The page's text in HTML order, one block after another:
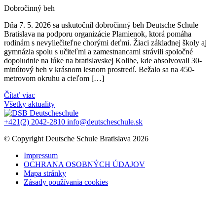
Dobročinný beh
Dňa 7. 5. 2026 sa uskutočnil dobročinný beh Deutsche Schule
Bratislava na podporu organizácie Plamienok, ktorá pomáha
rodinám s nevyliečiteľne chorými deťmi. Žiaci základnej školy aj
gymnázia spolu s učiteľmi a zamestnancami strávili spoločné
dopoludnie na lúke na bratislavskej Kolibe, kde absolvovali 30-
minútový beh v krásnom lesnom prostredí. Bežalo sa na 450-
metrovom okruhu a cieľom […]
Čítať viac
Všetky aktuality
+421(2) 2042-2810 info@deutscheschule.sk
© Copyright Deutsche Schule Bratislava 2026
Impressum
OCHRANA OSOBNÝCH ÚDAJOV
Mapa stránky
Zásady používania cookies